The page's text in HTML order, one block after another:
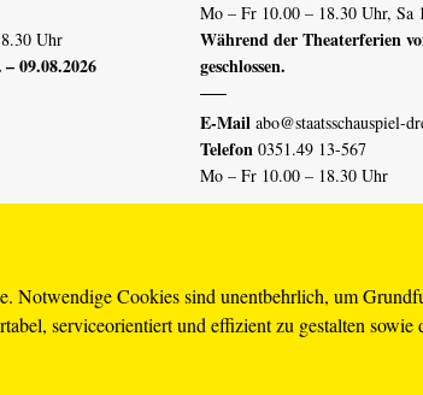
Notwendige Cookies sind unentbehrlich, um
serviceorientiert und effizient zu gestalten sowie
Uhr
09.08.2026
Mo – Fr 10.00 – 18.30 Uhr, Sa
Während der Theaterferien
geschlossen.
E-Mail abo@staatsschauspiel-
Telefon 0351.49 13-567
Mo – Fr 10.00 – 18.30 Uhr
Erklärung Barrierefreiheit